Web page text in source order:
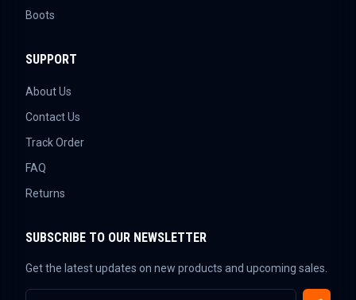
Boots
SUPPORT
About Us
Contact Us
Track Order
FAQ
Returns
SUBSCRIBE TO OUR NEWSLETTER
Get the latest updates on new products and upcoming sales.